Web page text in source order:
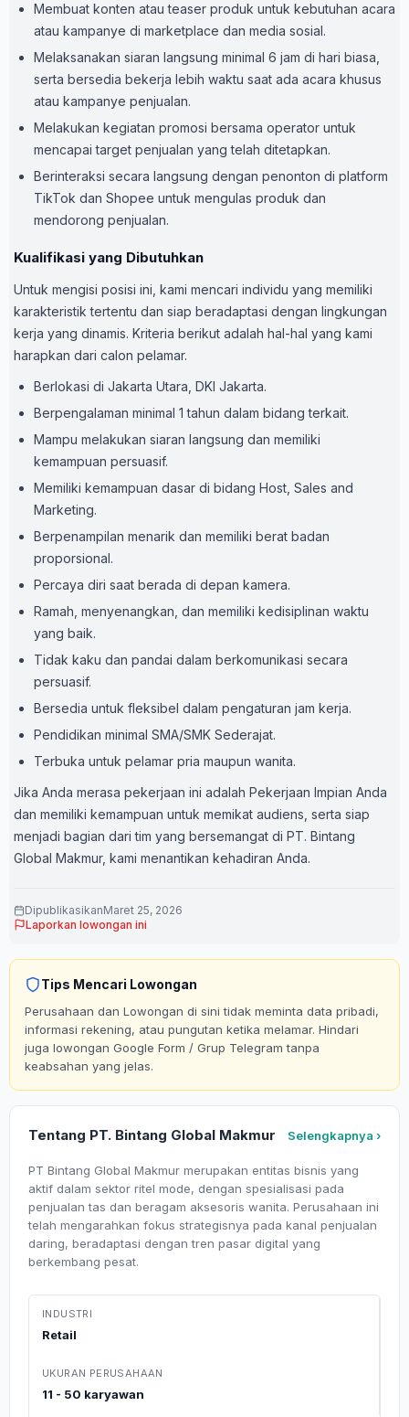
Membuat konten atau teaser produk untuk kebutuhan acara
atau kampanye di marketplace dan media sosial.
Melaksanakan siaran langsung minimal 6 jam di hari biasa,
serta bersedia bekerja lebih waktu saat ada acara khusus
atau kampanye penjualan.
Melakukan kegiatan promosi bersama operator untuk
mencapai target penjualan yang telah ditetapkan.
Berinteraksi secara langsung dengan penonton di platform
TikTok dan Shopee untuk mengulas produk dan
mendorong penjualan.
Kualifikasi yang Dibutuhkan
Untuk mengisi posisi ini, kami mencari individu yang memiliki
karakteristik tertentu dan siap beradaptasi dengan lingkungan
kerja yang dinamis. Kriteria berikut adalah hal-hal yang kami
harapkan dari calon pelamar.
Berlokasi di Jakarta Utara, DKI Jakarta.
Berpengalaman minimal 1 tahun dalam bidang terkait.
Mampu melakukan siaran langsung dan memiliki
kemampuan persuasif.
Memiliki kemampuan dasar di bidang Host, Sales and
Marketing.
Berpenampilan menarik dan memiliki berat badan
proporsional.
Percaya diri saat berada di depan kamera.
Ramah, menyenangkan, dan memiliki kedisiplinan waktu
yang baik.
Tidak kaku dan pandai dalam berkomunikasi secara
persuasif.
Bersedia untuk fleksibel dalam pengaturan jam kerja.
Pendidikan minimal SMA/SMK Sederajat.
Terbuka untuk pelamar pria maupun wanita.
Jika Anda merasa pekerjaan ini adalah Pekerjaan Impian Anda
dan memiliki kemampuan untuk memikat audiens, serta siap
menjadi bagian dari tim yang bersemangat di PT. Bintang
Global Makmur, kami menantikan kehadiran Anda.
DipublikasikanMaret 25, 2026
Laporkan lowongan ini
Tips Mencari Lowongan
Perusahaan dan Lowongan di sini tidak meminta data pribadi,
informasi rekening, atau pungutan ketika melamar. Hindari
juga lowongan Google Form / Grup Telegram tanpa
keabsahan yang jelas.
Tentang PT. Bintang Global Makmur Selengkapnya ›
PT Bintang Global Makmur merupakan entitas bisnis yang
aktif dalam sektor ritel mode, dengan spesialisasi pada
penjualan tas dan beragam aksesoris wanita. Perusahaan ini
telah mengarahkan fokus strategisnya pada kanal penjualan
daring, beradaptasi dengan tren pasar digital yang
berkembang pesat.
INDUSTRI
Retail
UKURAN PERUSAHAAN
11 - 50 karyawan